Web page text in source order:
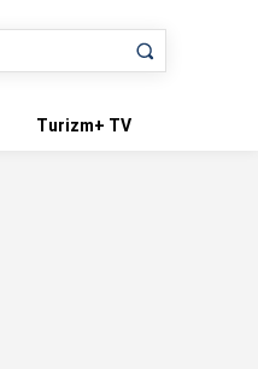
Turizm+ TV